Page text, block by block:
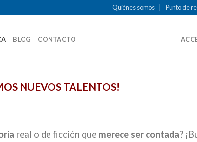
Quiénes somos Punto de
BLOG CONTACTO
NUEVOS TALENTOS!
real o de ficción que merece ser contada?